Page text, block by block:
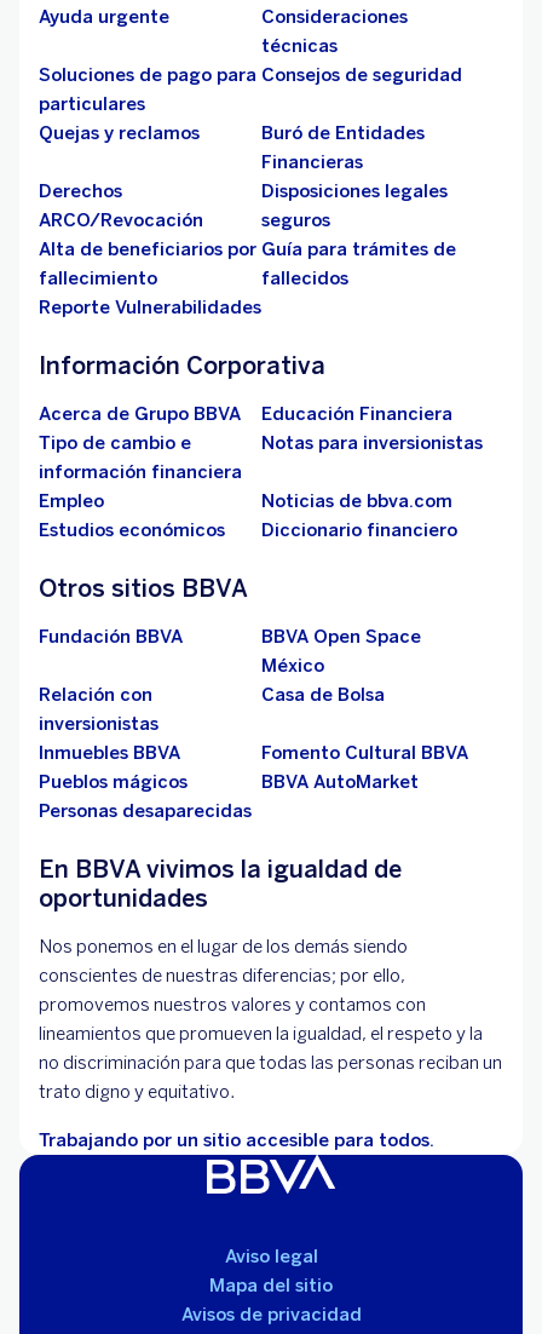
Ayuda urgente
Consideraciones
técnicas
Soluciones de pago para
particulares
Consejos de seguridad
Quejas y reclamos
Buró de Entidades
Financieras
Derechos
ARCO/Revocación
Disposiciones legales
seguros
Alta de beneficiarios por
fallecimiento
Guía para trámites de
fallecidos
Reporte Vulnerabilidades
Información Corporativa
Acerca de Grupo BBVA
Educación Financiera
Tipo de cambio e
información financiera
Notas para inversionistas
Empleo
Noticias de bbva.com
Estudios económicos
Diccionario financiero
Otros sitios BBVA
Fundación BBVA
BBVA Open Space
México
Relación con
inversionistas
Casa de Bolsa
Inmuebles BBVA
Fomento Cultural BBVA
Pueblos mágicos
BBVA AutoMarket
Personas desaparecidas
En BBVA vivimos la igualdad de
oportunidades
Nos ponemos en el lugar de los demás siendo
conscientes de nuestras diferencias; por ello,
promovemos nuestros valores y contamos con
lineamientos que promueven la igualdad, el respeto y la
no discriminación para que todas las personas reciban un
trato digno y equitativo.
Trabajando por un sitio accesible para todos.
Aviso legal
Mapa del sitio
Avisos de privacidad